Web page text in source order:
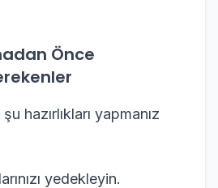
Önce
hazırlıkları yapmanız
yedekleyin.